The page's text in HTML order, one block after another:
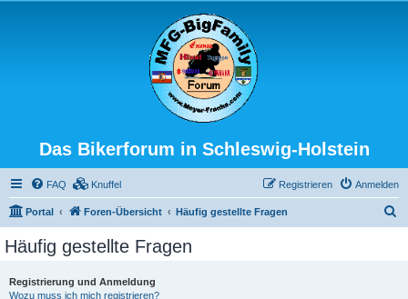
Das Bikerforum in Schleswig-Holstein
FAQ Knuffel Anmelden
Registrieren
Portal Foren-Übersicht Häufig gestellte Fragen
Häufig gestellte Fragen
Registrierung und Anmeldung
Wozu muss ich mich registrieren?